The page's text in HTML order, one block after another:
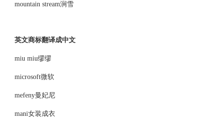
mountain stream涧雪
英文商标翻译成中文
miu miu缪缪
microsoft微软
mefeny曼妃尼
mani女装成衣